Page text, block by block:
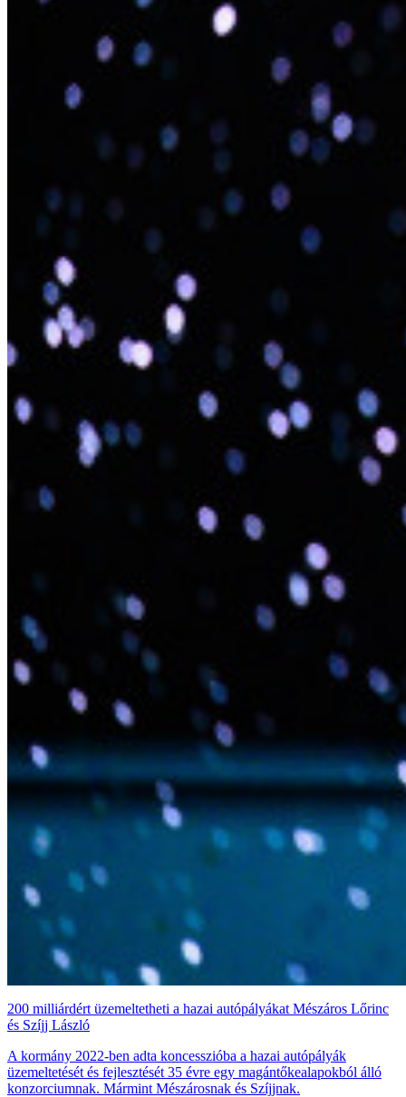
200 milliárdért üzemeltetheti a hazai autópályákat Mészáros Lőrinc
és Szíjj László
A kormány 2022-ben adta koncesszióba a hazai autópályák
üzemeltetését és fejlesztését 35 évre egy magántőkealapokból álló
konzorciumnak. Mármint Mészárosnak és Szíjjnak.